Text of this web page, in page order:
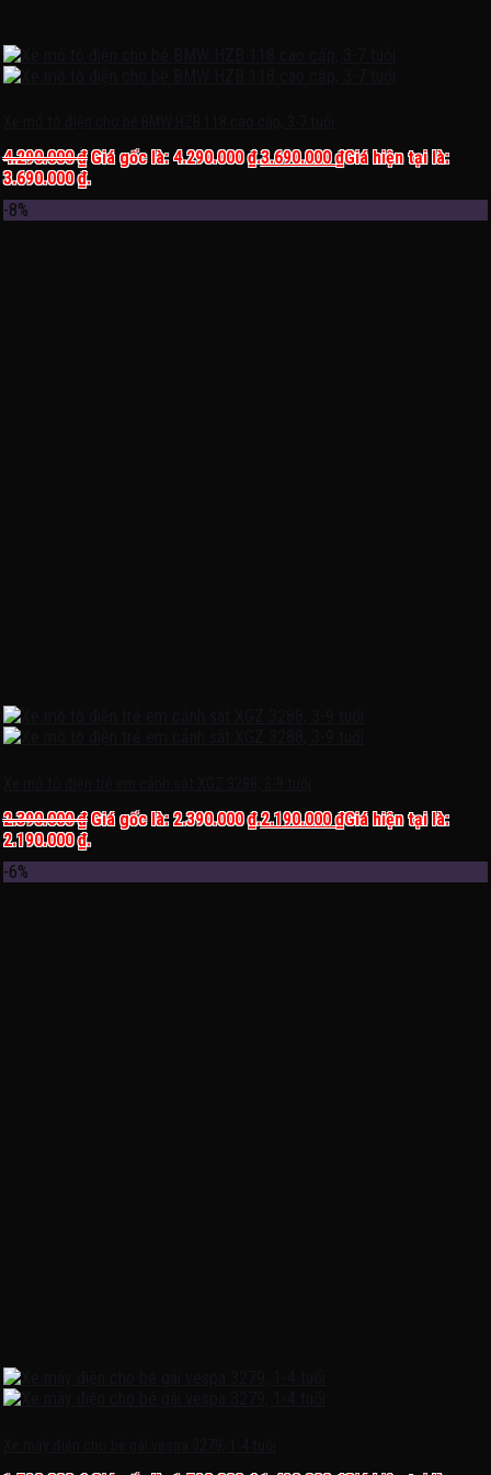
4.290.000₫ Giá gốc là: 4.290.000 ₫.3.690.000₫Giá hiện tại là:
3.690.000 ₫.
-8%
2.390.000₫ Giá gốc là: 2.390.000 ₫.2.190.000₫Giá hiện tại là:
2.190.000 ₫.
-6%